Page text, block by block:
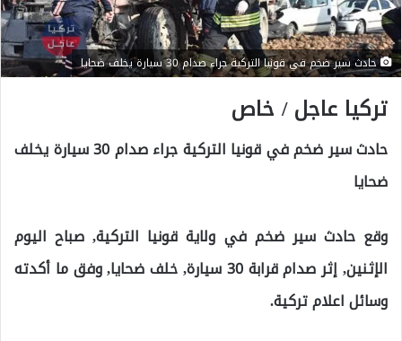
حادث سير ضخم في قونيا التركية جراء صدام 30 سيارة يخلف ضحايا
تركيا عاجل / خاص
حادث سير ضخم في قونيا التركية جراء صدام 30 سيارة يخلف
ضحايا
وقع حادث سير ضخم في ولاية قونيا التركية, صباح اليوم
الإثنين, إثر صدام قرابة 30 سيارة, خلف ضحايا, وفق ما أكدته
وسائل اعلام تركية.